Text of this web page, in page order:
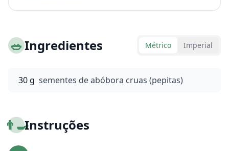
🥗Ingredientes Métrico Imperial
30 g sementes de abóbora cruas (pepitas)
👨‍🍳Instruções